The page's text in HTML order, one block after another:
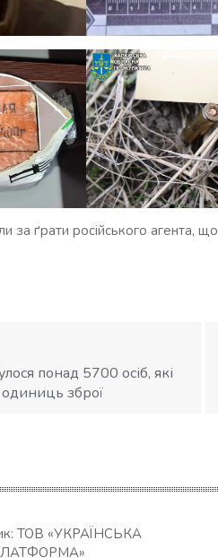
за ґрати російського агента, що
понад 5700 осіб, які
зброї
ТОВ «УКРАЇНСЬКА